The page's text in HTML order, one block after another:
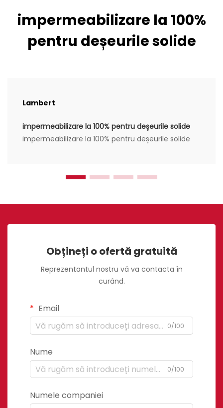
impermeabilizare la 100%
pentru deșeurile solide
Lambert
impermeabilizare la 100% pentru deșeurile solide
impermeabilizare la 100% pentru deșeurile solide
Obțineți o ofertă gratuită
Reprezentantul nostru vă va contacta în
curând.
Email
0/100
Nume
0/100
Numele companiei